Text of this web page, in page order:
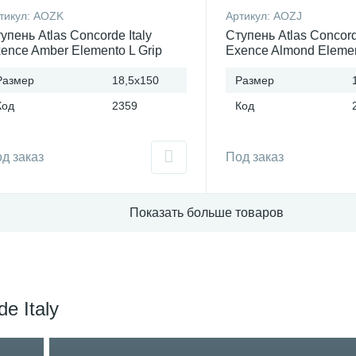
AOZK
Atlas Concorde Italy
Amber Elemento L Grip
18,5x150
2359
заказ
Артикул: AOZJ
Ступень Atlas
Exence Almond
Размер
Код
Под заказ
Показать больше товаров
Italy